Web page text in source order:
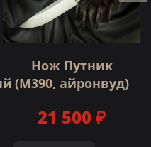
Нож Путник
(M390, айронвуд)
21 500 ₽